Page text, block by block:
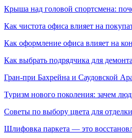
Крыша над головой спортсмена:
Как чистота офиса влияет на
Как оформление офиса влияет на
Как выбрать подрядчика для
Гран-при Бахрейна и Саудовской
Туризм нового поколения: зачем
Советы по выбору цвета для
Шлифовка паркета — это